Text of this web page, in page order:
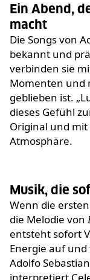
Ein Abend,
macht
Die Songs von
bekannt und
verbinden sie
Momenten und
geblieben ist.
dieses Gefühl
Original und
Atmosphäre.
Musik, die
Wenn die
die Melodie von
entsteht sofort
Energie auf
Adolfo
interpretiert